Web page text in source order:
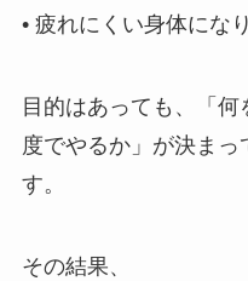
• 疲れにくい身体にな
目的はあっても、「
度でやるか」が決ま
す。
その結果、